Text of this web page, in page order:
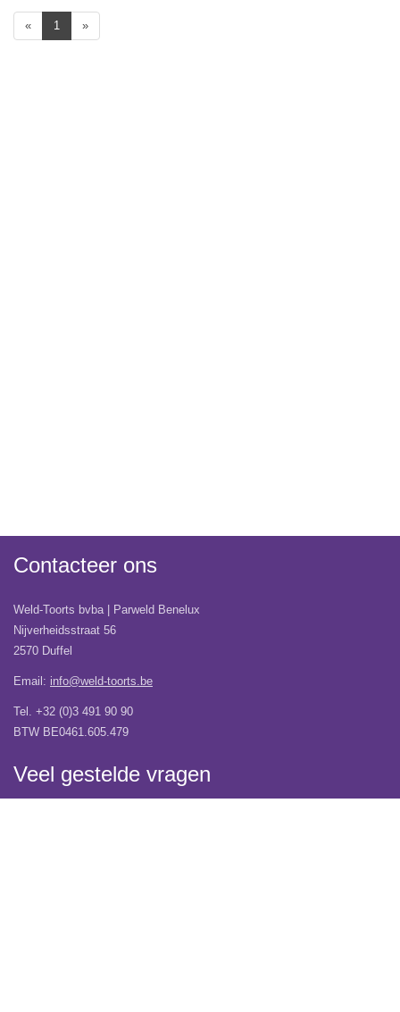
« 1 »
Contacteer ons
Weld-Toorts bvba | Parweld Benelux
Nijverheidsstraat 56
2570 Duffel
Email: info@weld-toorts.be
Tel. +32 (0)3 491 90 90
BTW BE0461.605.479
Veel gestelde vragen